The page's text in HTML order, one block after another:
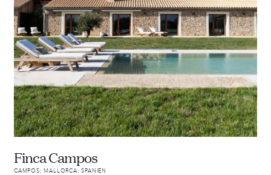
Finca Campos
CAMPOS; MALLORCA; SPANIEN